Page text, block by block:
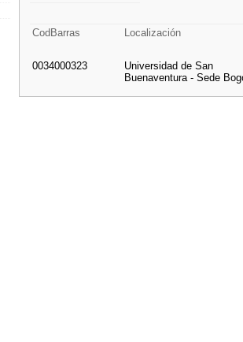
CodBarras Localización
0034000323
Universidad de San
Buenaventura - Sede